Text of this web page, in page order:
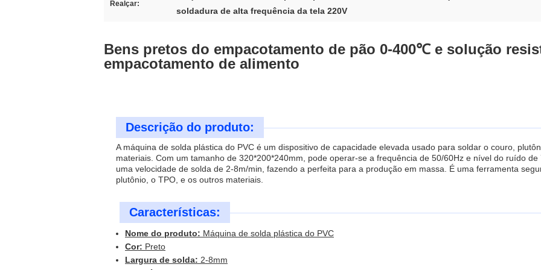
Realçar:
soldadura de alta frequência da tela 220V
Bens pretos do empacotamento de pão 0-400℃ e solução
empacotamento de alimento
Descrição do produto:
A máquina de solda plástica do PVC é um dispositivo de capacidade elevada usado para soldar o couro,
materiais. Com um tamanho de 320*200*240mm, pode operar-se a frequência de 50/60Hz e nível do ruído
uma velocidade de solda de 2-8m/min, fazendo a perfeita para a produção em massa. É uma ferramenta
plutônio, o TPO, e os outros materiais.
Características:
Nome do produto: Máquina de solda plástica do PVC
Cor: Preto
Largura de solda: 2-8mm